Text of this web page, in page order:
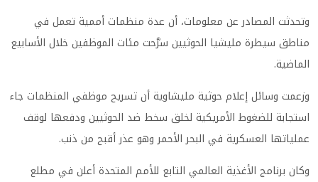
وتحدثت المصادر عن معلومات، أن عدة منظمات أممية تعمل في
مناطق سيطرة مليشيا الحوثيين سرَّحت مئات الموظفين خلال الأسابيع
الماضية.
وزعمت وسائل إعلام حوثية مليشاوية أن تسريح موظفي المنظمات جاء
استجابة للضغوط الأمريكية لخلق سخط ضد الحوثيين ودفعها لوقف
عملياتها العسكرية في البحر الأحمر وهو عذر أقبح من ذنب.
وكان برنامج الأغذية العالمي التابع للأمم المتحدة أعلن في مطلع